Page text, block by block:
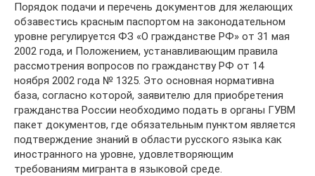
Порядок подачи и перечень документов для желающих
обзавестись красным паспортом на законодательном
уровне регулируется ФЗ «О гражданстве РФ» от 31 мая
2002 года, и Положением, устанавливающим правила
рассмотрения вопросов по гражданству РФ от 14
ноября 2002 года № 1325. Это основная нормативна
база, согласно которой, заявителю для приобретения
гражданства России необходимо подать в органы ГУВМ
пакет документов, где обязательным пунктом является
подтверждение знаний в области русского языка как
иностранного на уровне, удовлетворяющим
требованиям мигранта в языковой среде.